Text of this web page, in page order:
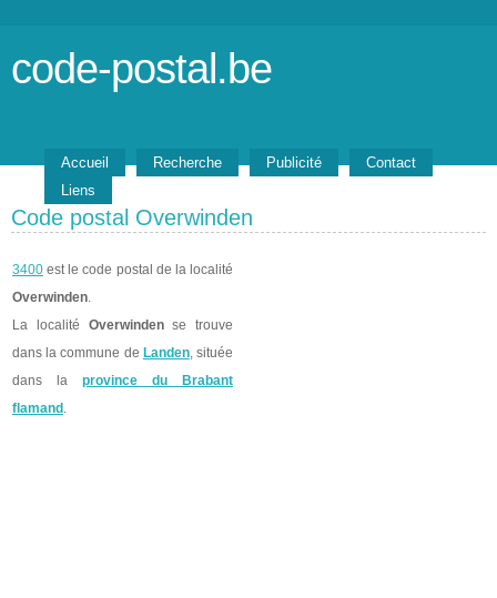
code-postal.be
Accueil Recherche Publicité
Contact
Liens
Code postal Overwinden
3400 est le code postal de la localité
Overwinden.
La localité Overwindense trouve
dans la commune de Landen, située
dans la province du Brabant
flamand .